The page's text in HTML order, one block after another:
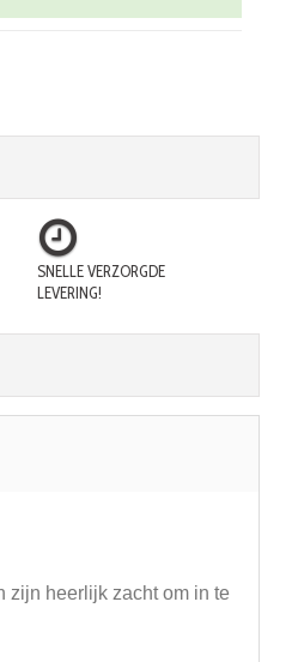
SNELLE VERZORGDE
LEVERING!
zijn heerlijk zacht om in te